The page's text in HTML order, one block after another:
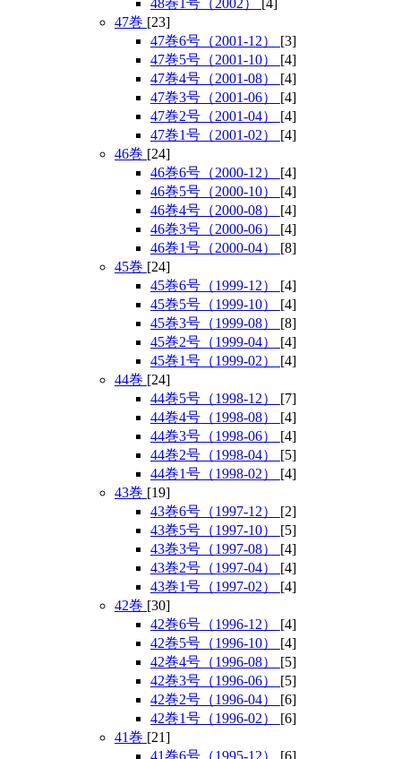
48巻1号（2002） [4]
47巻 [23]
47巻6号（2001-12） [3]
47巻5号（2001-10） [4]
47巻4号（2001-08） [4]
47巻3号（2001-06） [4]
47巻2号（2001-04） [4]
47巻1号（2001-02） [4]
46巻 [24]
46巻6号（2000-12） [4]
46巻5号（2000-10） [4]
46巻4号（2000-08） [4]
46巻3号（2000-06） [4]
46巻1号（2000-04） [8]
45巻 [24]
45巻6号（1999-12） [4]
45巻5号（1999-10） [4]
45巻3号（1999-08） [8]
45巻2号（1999-04） [4]
45巻1号（1999-02） [4]
44巻 [24]
44巻5号（1998-12） [7]
44巻4号（1998-08） [4]
44巻3号（1998-06） [4]
44巻2号（1998-04） [5]
44巻1号（1998-02） [4]
43巻 [19]
43巻6号（1997-12） [2]
43巻5号（1997-10） [5]
43巻3号（1997-08） [4]
43巻2号（1997-04） [4]
43巻1号（1997-02） [4]
42巻 [30]
42巻6号（1996-12） [4]
42巻5号（1996-10） [4]
42巻4号（1996-08） [5]
42巻3号（1996-06） [5]
42巻2号（1996-04） [6]
42巻1号（1996-02） [6]
41巻 [21]